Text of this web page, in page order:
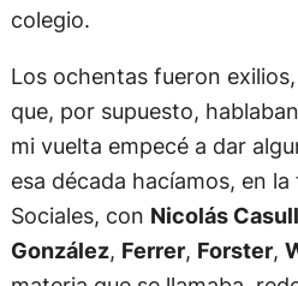
colegio.
Los ochentas fueron
que, por supuesto,
mi vuelta empecé a dar
esa década hacíamos, en
Sociales, con Nicolás
González, Ferrer, Forster,